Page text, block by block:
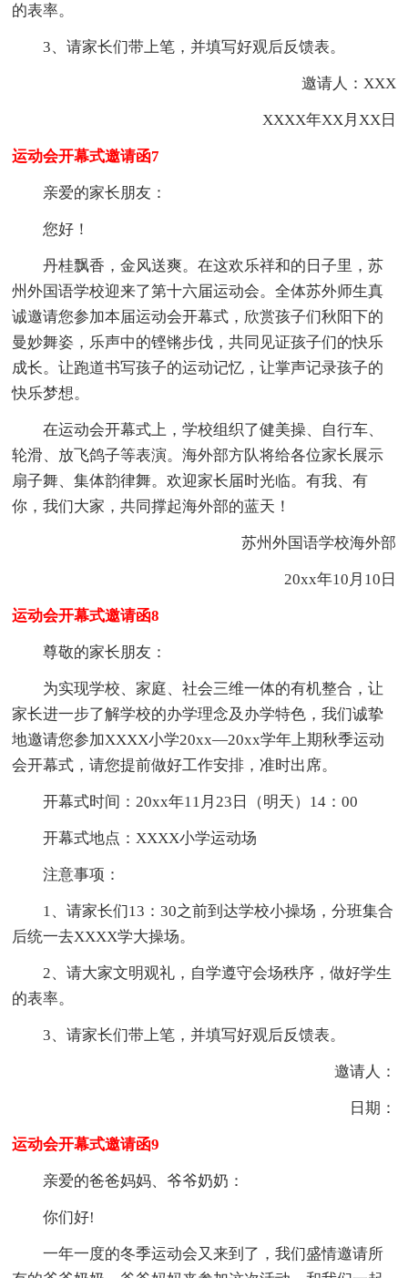
的表率。
3、请家长们带上笔，并填写好观后反馈表。
邀请人：XXX
XXXX年XX月XX日
运动会开幕式邀请函7
亲爱的家长朋友：
您好！
丹桂飘香，金风送爽。在这欢乐祥和的日子里，苏
州外国语学校迎来了第十六届运动会。全体苏外师生真
诚邀请您参加本届运动会开幕式，欣赏孩子们秋阳下的
曼妙舞姿，乐声中的铿锵步伐，共同见证孩子们的快乐
成长。让跑道书写孩子的运动记忆，让掌声记录孩子的
快乐梦想。
在运动会开幕式上，学校组织了健美操、自行车、
轮滑、放飞鸽子等表演。海外部方队将给各位家长展示
扇子舞、集体韵律舞。欢迎家长届时光临。有我、有
你，我们大家，共同撑起海外部的蓝天！
苏州外国语学校海外部
20xx年10月10日
运动会开幕式邀请函8
尊敬的家长朋友：
为实现学校、家庭、社会三维一体的有机整合，让
家长进一步了解学校的办学理念及办学特色，我们诚挚
地邀请您参加XXXX小学20xx—20xx学年上期秋季运动
会开幕式，请您提前做好工作安排，准时出席。
开幕式时间：20xx年11月23日（明天）14：00
开幕式地点：XXXX小学运动场
注意事项：
1、请家长们13：30之前到达学校小操场，分班集合
后统一去XXXX学大操场。
2、请大家文明观礼，自学遵守会场秩序，做好学生
的表率。
3、请家长们带上笔，并填写好观后反馈表。
邀请人：
日期：
运动会开幕式邀请函9
亲爱的爸爸妈妈、爷爷奶奶：
你们好!
一年一度的冬季运动会又来到了，我们盛情邀请所